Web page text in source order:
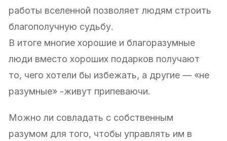
работы вселенной позволяет людям строить
благополучную судьбу.
В итоге многие хорошие и благоразумные
люди вместо хороших подарков получают
то, чего хотели бы избежать, а другие — «не
разумные» -живут припеваючи.
Можно ли совладать с собственным
разумом для того, чтобы управлять им в